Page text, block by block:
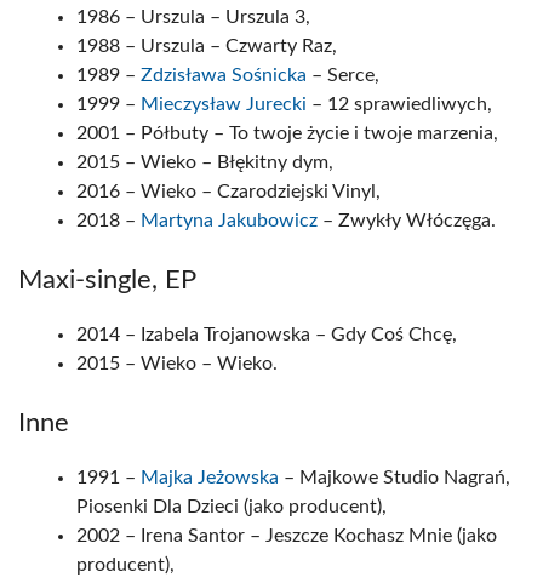
1986 – Urszula – Urszula 3,
1988 – Urszula – Czwarty Raz,
1989 – Zdzisława Sośnicka – Serce,
1999 – Mieczysław Jurecki – 12 sprawiedliwych,
2001 – Półbuty – To twoje życie i twoje marzenia,
2015 – Wieko – Błękitny dym,
2016 – Wieko – Czarodziejski Vinyl,
2018 – Martyna Jakubowicz – Zwykły Włóczęga.
Maxi-single, EP
2014 – Izabela Trojanowska – Gdy Coś Chcę,
2015 – Wieko – Wieko.
Inne
1991 – Majka Jeżowska – Majkowe Studio Nagrań,
Piosenki Dla Dzieci (jako producent),
2002 – Irena Santor – Jeszcze Kochasz Mnie (jako
producent),